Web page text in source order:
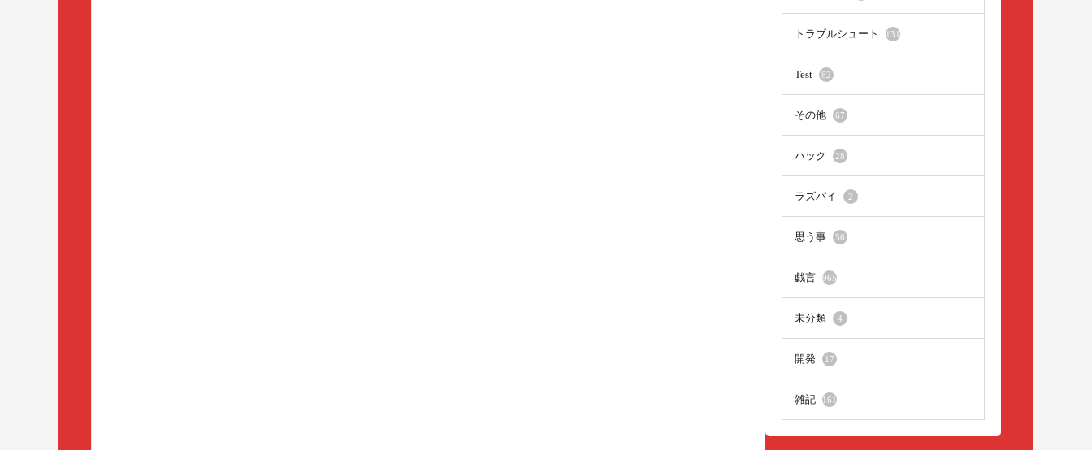
トラブルシュート 131
Test 82
その他 67
ハック 28
ラズパイ 2
思う事 56
戯言 965
未分類 4
開発 17
雑記 161